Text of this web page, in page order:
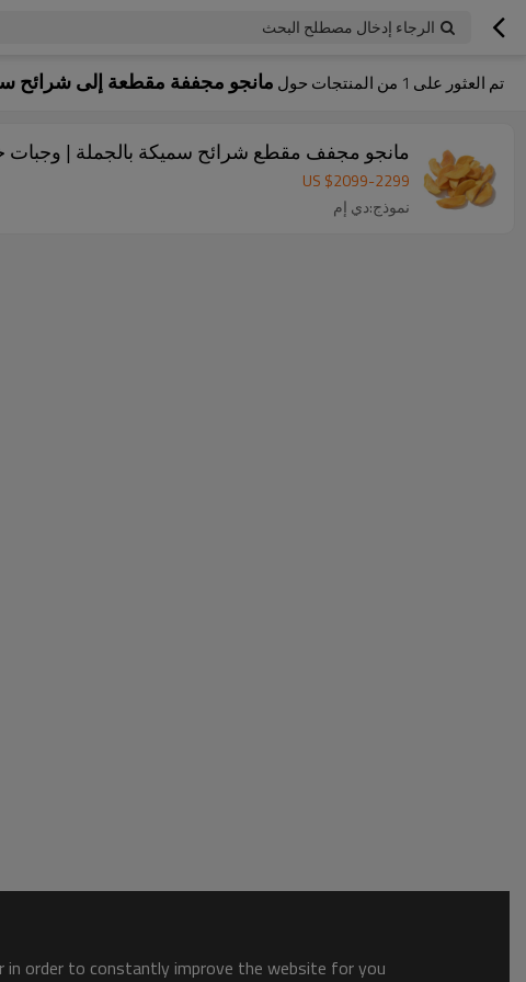
الرجاء إدخال مصطلح البحث
تم العثور على 1 من المنتجات حول مانجو مجففة مقطعة إلى شرائح
مانجو مجفف مقطع شرائح سميكة بالجملة | وجبات
US $2099-2299
نموذج:دي إم
in order to constantly improve the website for you.